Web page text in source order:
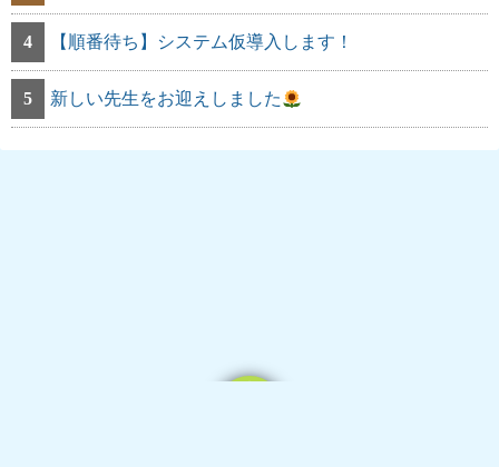
4 【順番待ち】システム仮導入します！
5 新しい先生をお迎えしました